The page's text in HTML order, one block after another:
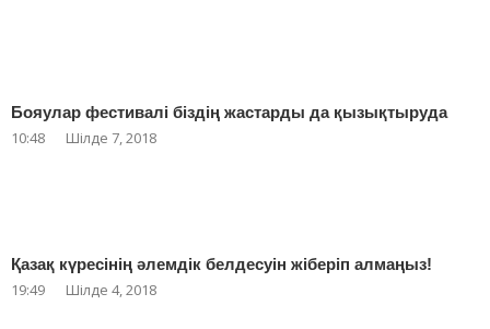
Бояулар фестивалі біздің жастарды да қызықтыруда
10:48 Шілде 7, 2018
Қазақ күресінің әлемдік белдесуін жіберіп алмаңыз!
19:49 Шілде 4, 2018